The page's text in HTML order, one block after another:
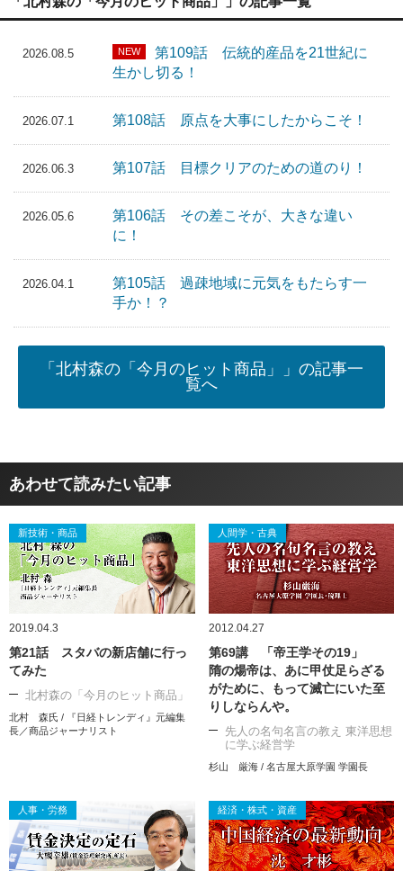
2026.08.5 NEW
第109話 伝統的産品を21世紀に
生かし切る！
2026.07.1 第108話 原点を大事にしたからこそ！
2026.06.3 第107話 目標クリアのための道のり！
2026.05.6
第106話 その差こそが、大きな違い
に！
2026.04.1
第105話 過疎地域に元気をもたらす一
手か！？
「北村森の「今月のヒット商品」」の記事一
覧へ
あわせて読みたい記事
新技術・商品
2019.04.3
第21話 スタバの新店舗に行っ
てみた
北村森の「今月のヒット商品」
北村 森氏 / 『日経トレンディ』元編集
長／商品ジャーナリスト
人間学・古典
2012.04.27
第69講 「帝王学その19」
隋の煬帝は、あに甲仗足らざる
がために、もって滅亡にいた至
りしならんや。
先人の名句名言の教え 東洋思想
に学ぶ経営学
杉山 厳海 / 名古屋大原学園 学園長
人事・労務 経済・株式・資産